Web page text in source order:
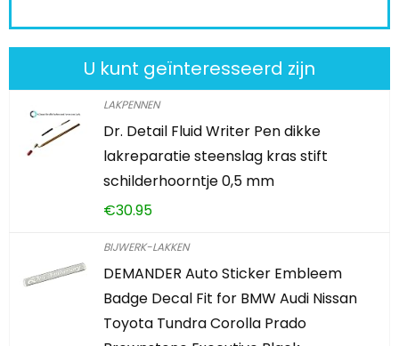
U kunt geïnteresseerd zijn
LAKPENNEN
Dr. Detail Fluid Writer Pen dikke
lakreparatie steenslag kras stift
schilderhoorntje 0,5 mm
€30.95
BIJWERK-LAKKEN
DEMANDER Auto Sticker Embleem
Badge Decal Fit for BMW Audi Nissan
Toyota Tundra Corolla Prado